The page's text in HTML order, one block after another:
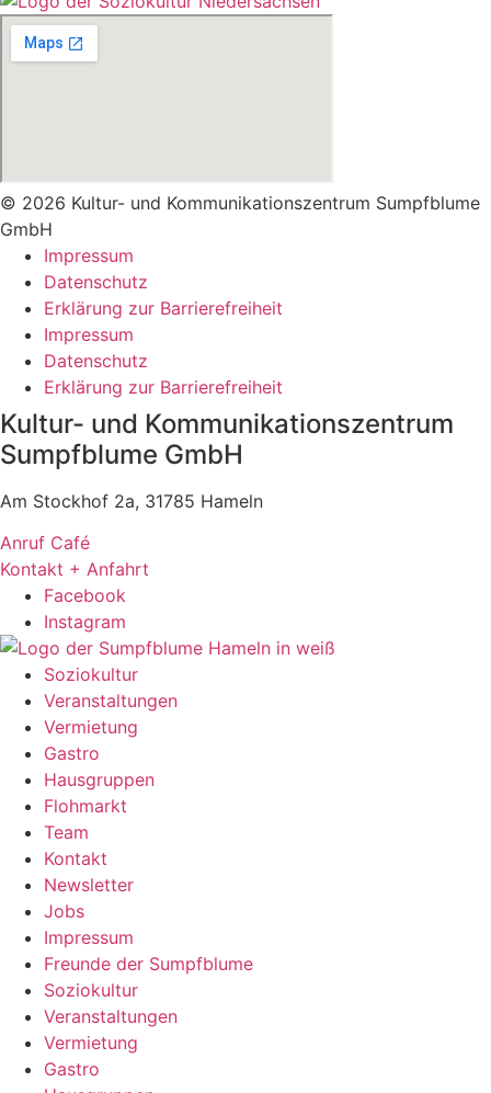
© 2026 Kultur- und Kommunikationszentrum Sumpfblume
GmbH
Impressum
Datenschutz
Erklärung zur Barrierefreiheit
Impressum
Datenschutz
Erklärung zur Barrierefreiheit
Kultur- und Kommunikationszentrum
Sumpfblume GmbH
Am Stockhof 2a, 31785 Hameln
Anruf Café
Kontakt + Anfahrt
Facebook
Instagram
Soziokultur
Veranstaltungen
Vermietung
Gastro
Hausgruppen
Flohmarkt
Team
Kontakt
Newsletter
Jobs
Impressum
Freunde der Sumpfblume
Soziokultur
Veranstaltungen
Vermietung
Gastro